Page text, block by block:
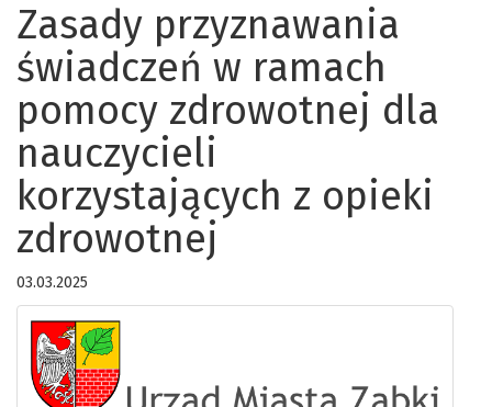
Zasady przyznawania
świadczeń w ramach
pomocy zdrowotnej dla
nauczycieli
korzystających z opieki
zdrowotnej
03.03.2025